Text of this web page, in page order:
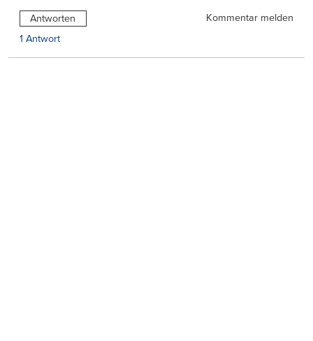
Antworten
Kommentar melden
1 Antwort